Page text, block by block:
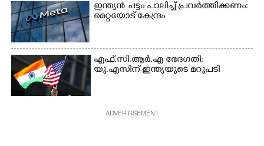
ഇന്ത്യൻ ചട്ടം പാലിച്ച് പ്രവർത്തിക്കണം:
മെറ്റയോട് കേന്ദ്രം
എഫ്.സി.ആർ.എ ഭേദഗതി:
യു.എസിന് ഇന്ത്യയുടെ മറുപടി
ADVERTISEMENT